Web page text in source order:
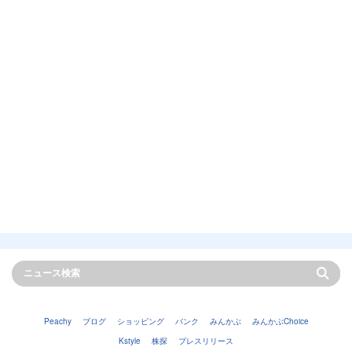
Peachy ブログ ショッピング バンク みんかぶ
みんかぶChoice
Kstyle
株探 プレスリリース